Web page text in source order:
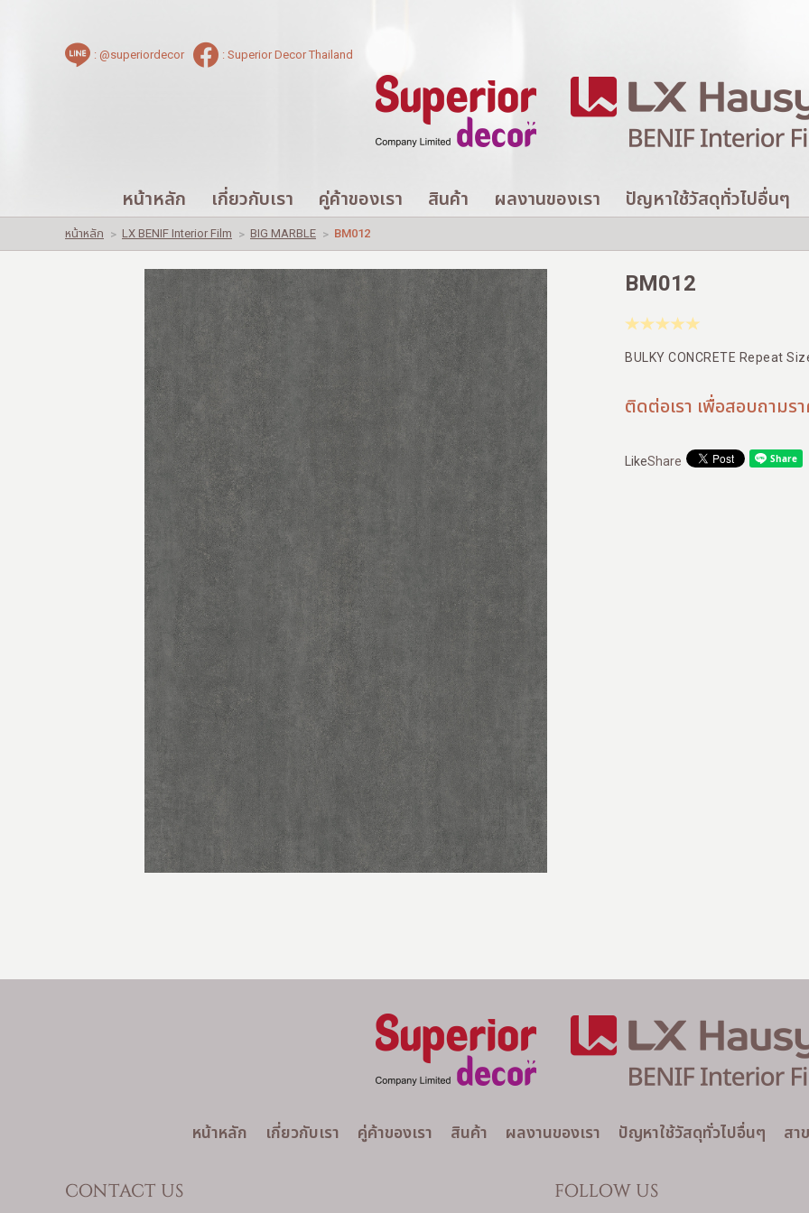
ผลงานของเรา
ปัญหาใช้วัสดุทั่วไปอื่นๆ สาขาของเรา
: @superiordecor : Superior Decor Thailand
หน้าหลัก เกี่ยวกับเรา คู่ค้าของเรา สินค้า ผลงานของเรา ปัญหาใช้วัสดุทั่วไปอื่นๆ
หน้าหลัก > LX BENIF Interior Film > BIG MARBLE > BM012
BM012
BULKY CONCRETE Repeat
ติดต่อเรา เพื่อสอบถามร
LikeShare
หน้าหลัก เกี่ยวกับเรา คู่ค้าของเรา สินค้า ผลงานของเรา ปัญหาใช้วัสดุทั่วไปอื่นๆ สา
CONTACT US FOLLOW US